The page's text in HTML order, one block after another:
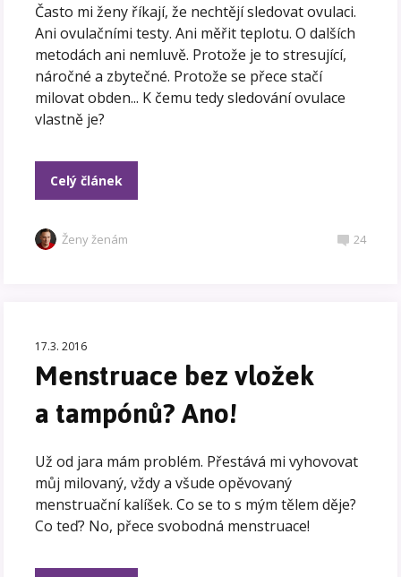
Často mi ženy říkají, že nechtějí sledovat ovulaci.
Ani ovulačními testy. Ani měřit teplotu. O dalších
metodách ani nemluvě. Protože je to stresující,
náročné a zbytečné. Protože se přece stačí
milovat obden... K čemu tedy sledování ovulace
vlastně je?
Celý článek
Ženy ženám 24
17.3. 2016
Menstruace bez vložek
a tampónů? Ano!
Už od jara mám problém. Přestává mi vyhovovat
můj milovaný, vždy a všude opěvovaný
menstruační kalíšek. Co se to s mým tělem děje?
Co teď? No, přece svobodná menstruace!